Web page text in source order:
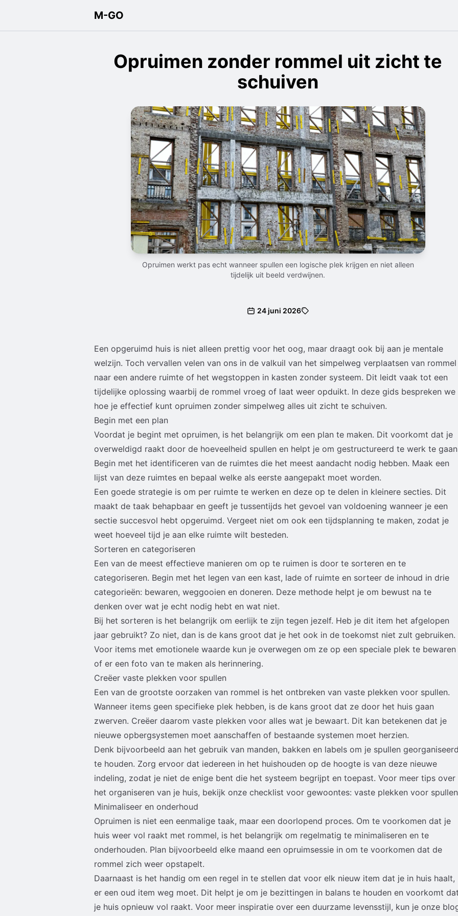
M-GO
Opruimen zonder rommel uit zicht te
schuiven
Opruimen werkt pas echt wanneer spullen een logische plek krijgen en niet alleen
tijdelijk uit beeld verdwijnen.
24 juni 2026
Een opgeruimd huis is niet alleen prettig voor het oog, maar draagt ook bij aan je mentale
welzijn. Toch vervallen velen van ons in de valkuil van het simpelweg verplaatsen van rommel
naar een andere ruimte of het wegstoppen in kasten zonder systeem. Dit leidt vaak tot een
tijdelijke oplossing waarbij de rommel vroeg of laat weer opduikt. In deze gids bespreken we
hoe je effectief kunt opruimen zonder simpelweg alles uit zicht te schuiven.
Begin met een plan
Voordat je begint met opruimen, is het belangrijk om een plan te maken. Dit voorkomt dat je
overweldigd raakt door de hoeveelheid spullen en helpt je om gestructureerd te werk te
Begin met het identificeren van de ruimtes die het meest aandacht nodig hebben. Maak een
lijst van deze ruimtes en bepaal welke als eerste aangepakt moet worden.
Een goede strategie is om per ruimte te werken en deze op te delen in kleinere secties. Dit
maakt de taak behapbaar en geeft je tussentijds het gevoel van voldoening wanneer je een
sectie succesvol hebt opgeruimd. Vergeet niet om ook een tijdsplanning te maken, zodat je
weet hoeveel tijd je aan elke ruimte wilt besteden.
Sorteren en categoriseren
Een van de meest effectieve manieren om op te ruimen is door te sorteren en te
categoriseren. Begin met het legen van een kast, lade of ruimte en sorteer de inhoud in drie
categorieën: bewaren, weggooien en doneren. Deze methode helpt je om bewust na te
denken over wat je echt nodig hebt en wat niet.
Bij het sorteren is het belangrijk om eerlijk te zijn tegen jezelf. Heb je dit item het afgelopen
jaar gebruikt? Zo niet, dan is de kans groot dat je het ook in de toekomst niet zult gebruiken.
Voor items met emotionele waarde kun je overwegen om ze op een speciale plek te bewaren
of er een foto van te maken als herinnering.
Creëer vaste plekken voor spullen
Een van de grootste oorzaken van rommel is het ontbreken van vaste plekken voor spullen.
Wanneer items geen specifieke plek hebben, is de kans groot dat ze door het huis gaan
zwerven. Creëer daarom vaste plekken voor alles wat je bewaart. Dit kan betekenen dat je
nieuwe opbergsystemen moet aanschaffen of bestaande systemen moet herzien.
Denk bijvoorbeeld aan het gebruik van manden, bakken en labels om je spullen
te houden. Zorg ervoor dat iedereen in het huishouden op de hoogte is van deze nieuwe
indeling, zodat je niet de enige bent die het systeem begrijpt en toepast. Voor meer tips over
het organiseren van je huis, bekijk onze checklist voor gewoontes: vaste plekken voor spullen
Minimaliseer en onderhoud
Opruimen is niet een eenmalige taak, maar een doorlopend proces. Om te voorkomen dat je
huis weer vol raakt met rommel, is het belangrijk om regelmatig te minimaliseren en te
onderhouden. Plan bijvoorbeeld elke maand een opruimsessie in om te voorkomen dat de
rommel zich weer opstapelt.
Daarnaast is het handig om een regel in te stellen dat voor elk nieuw item dat je in huis haalt,
er een oud item weg moet. Dit helpt je om je bezittingen in balans te houden en voorkomt
je huis opnieuw vol raakt. Voor meer inspiratie over een duurzame levensstijl, kun je onze